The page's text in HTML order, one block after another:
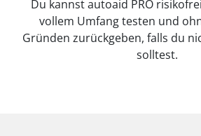
Du kannst autoaid PRO
vollem Umfang testen und
Gründen zurückgeben, falls du
solltest.